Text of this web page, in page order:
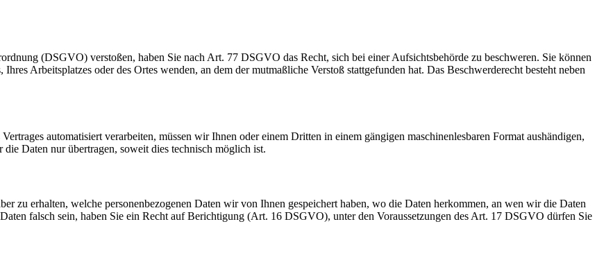
(DSGVO) verstoßen, haben Sie nach Art. 77 DSGVO das Recht, sich bei einer Aufsichtsbehörde zu beschweren. Sie können
Arbeitsplatzes oder des Ortes wenden, an dem der mutmaßliche Verstoß stattgefunden hat. Das Beschwerderecht besteht neben
automatisiert verarbeiten, müssen wir Ihnen oder einem Dritten in einem gängigen maschinenlesbaren Format aushändigen,
Daten nur übertragen, soweit dies technisch möglich ist.
zu erhalten, welche personenbezogenen Daten wir von Ihnen gespeichert haben, wo die Daten herkommen, an wen wir die Daten
falsch sein, haben Sie ein Recht auf Berichtigung (Art. 16 DSGVO), unter den Voraussetzungen des Art. 17 DSGVO dürfen Sie